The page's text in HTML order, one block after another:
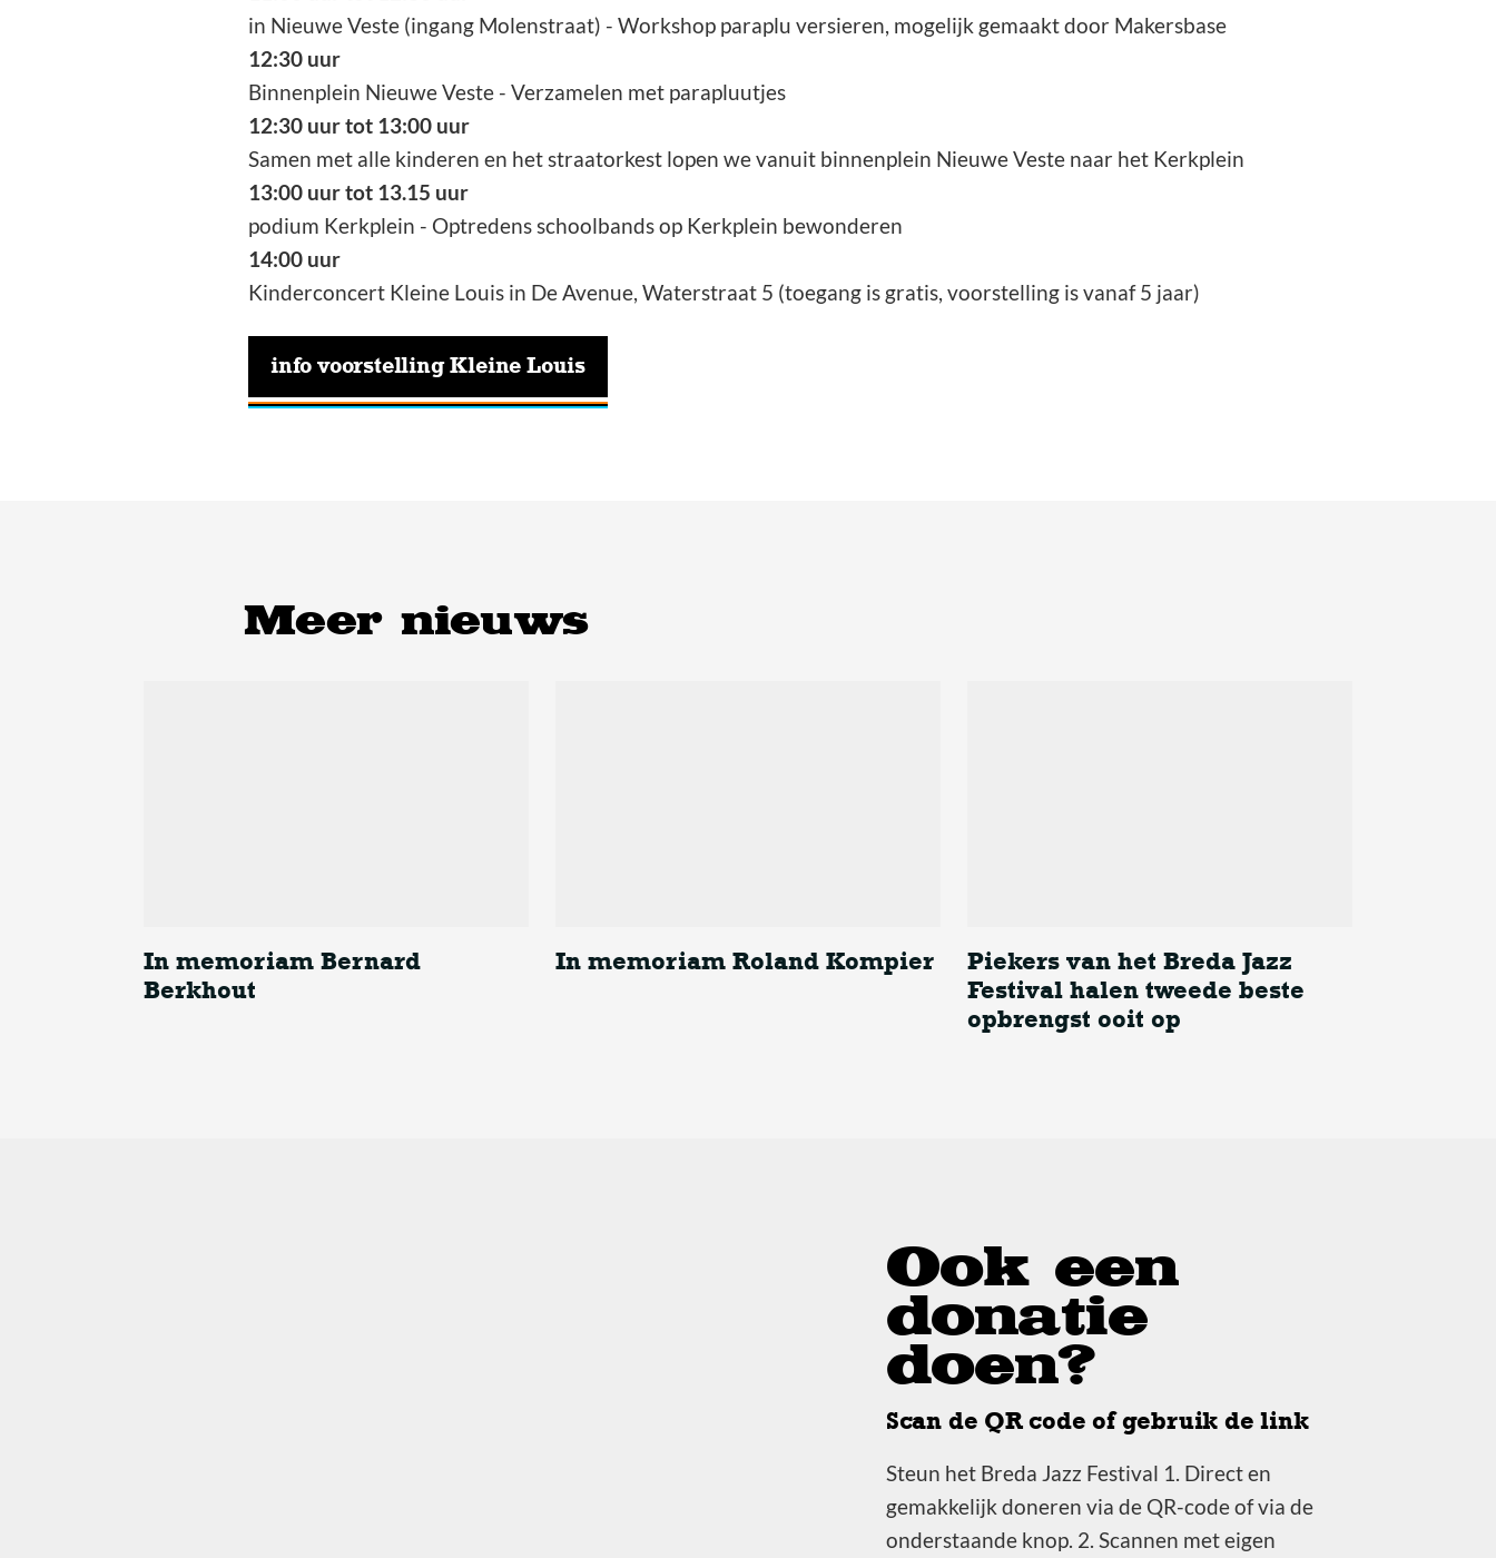
in Nieuwe Veste (ingang Molenstraat) - Workshop paraplu versieren, mogelijk gemaakt door Makersbase
12:30 uur
Binnenplein Nieuwe Veste - Verzamelen met parapluutjes
12:30 uur tot 13:00 uur
Samen met alle kinderen en het straatorkest lopen we vanuit binnenplein Nieuwe Veste naar het Kerkplein
13:00 uur tot 13.15 uur
podium Kerkplein - Optredens schoolbands op Kerkplein bewonderen
14:00 uur
Kinderconcert Kleine Louis in De Avenue, Waterstraat 5 (toegang is gratis, voorstelling is vanaf 5 jaar)
info voorstelling Kleine Louis
Meer nieuws
In memoriam Bernard
Berkhout
In memoriam Roland Kompier
Piekers van het Breda Jazz
Festival halen tweede beste
opbrengst ooit op
Ook een
donatie
doen?
Scan de QR code of gebruik de link
Steun het Breda Jazz Festival 1. Direct en
gemakkelijk doneren via de QR-code of via de
onderstaande knop. 2. Scannen met eigen